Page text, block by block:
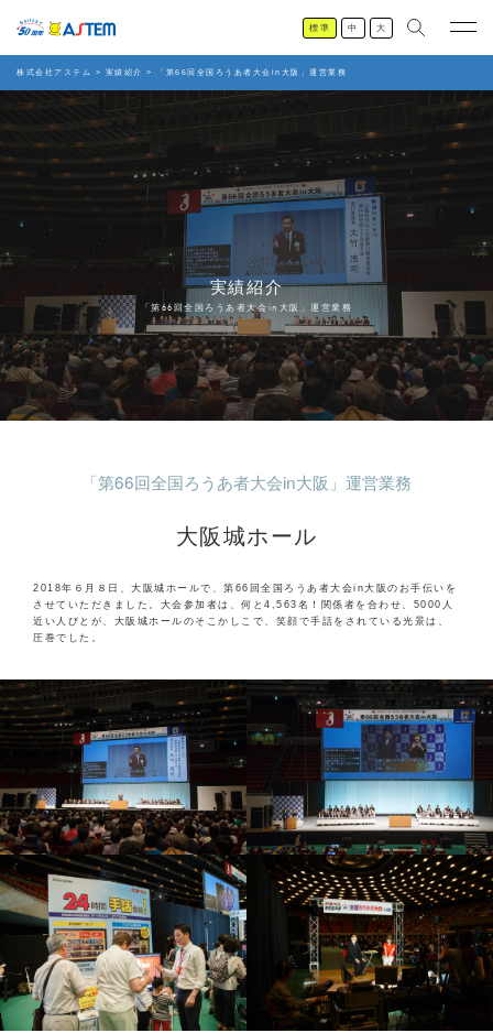
標準 中 大
株式会社アステム > 実績紹介 > 「第66回全国ろうあ者大会in大阪」運営業務
実績紹介
「第66回全国ろうあ者大会in大阪」運営業務
「第66回全国ろうあ者大会in大阪」運営業務
大阪城ホール
2018年６月８日、大阪城ホールで、第66回全国ろうあ者大会in大阪のお手伝いを
させていただきました。大会参加者は、何と4,563名！関係者を合わせ、5000人
近い人びとが、大阪城ホールのそこかしこで、笑顔で手話をされている光景は、
圧巻でした。